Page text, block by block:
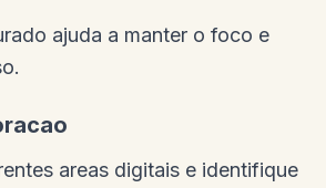
ajuda a manter o foco e
areas digitais e identifique